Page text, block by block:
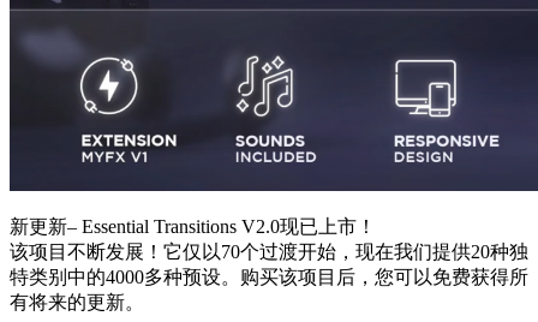
新更新– Essential Transitions V2.0现已上市！
该项目不断发展！它仅以70个过渡开始，现在我们提供20种独
特类别中的4000多种预设。购买该项目后，您可以免费获得所
有将来的更新。